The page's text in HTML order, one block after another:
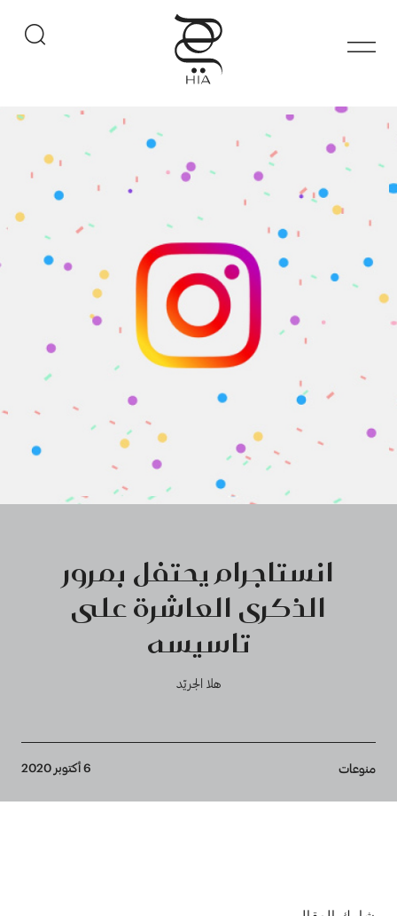
انستاجرام يحتفل بمرور
الذكرى العاشرة على
تاسيسه
هلا الجريّد
Breadcrumb
منوعات 6 أكتوبر 2020